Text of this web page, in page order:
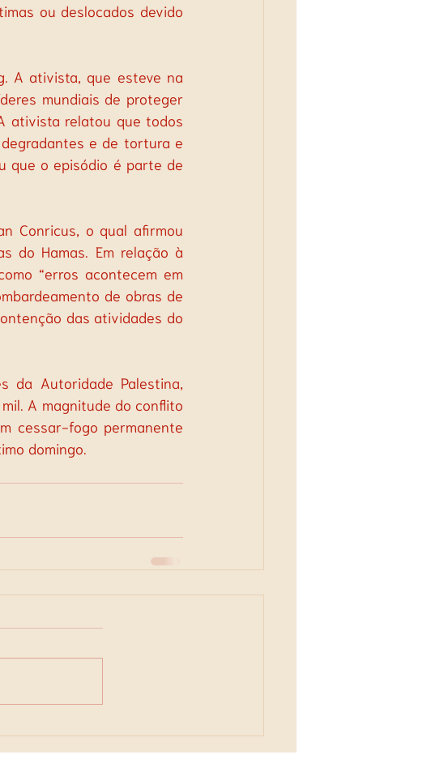
ou deslocados devido
A ativista, que esteve na
mundiais de proteger
ativista relatou que todos
e de tortura e
que o episódio é parte de
Conricus, o qual afirmou
do Hamas. Em relação à
“erros acontecem em
de obras de
das atividades do
da Autoridade Palestina,
A magnitude do conflito
cessar-fogo permanente
domingo.